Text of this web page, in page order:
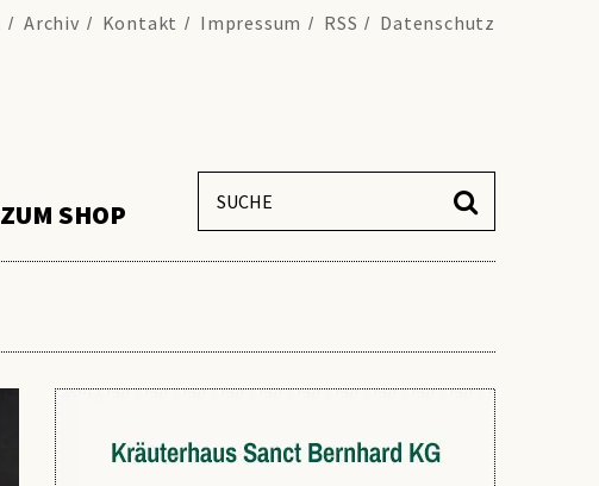
Archiv Kontakt Impressum RSS Datenschutz
ZUM SHOP